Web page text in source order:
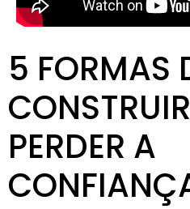
5 FORMAS
PERDER A